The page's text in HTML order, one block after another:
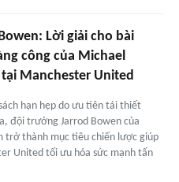
Lời giải cho bài
công của Michael
tại Manchester United
hạn hẹp do ưu tiên tái thiết
đội trưởng Jarrod Bowen của
trở thành mục tiêu chiến lược giúp
United tối ưu hóa sức mạnh tấn